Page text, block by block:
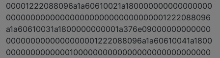
00001222088096a1a60610021a180000000000000000
000000000000000000000000000000001222088096
a1a60610031a1800000000001a376e09000000000000
0000000000000000001222088096a1a60610041a1800
000000000000010000000000000000000000000000